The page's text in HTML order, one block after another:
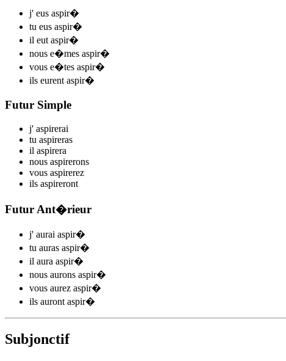
j' eus aspir�
tu eus aspir�
il eut aspir�
nous e�mes aspir�
vous e�tes aspir�
ils eurent aspir�
Futur Simple
j' aspirerai
tu aspireras
il aspirera
nous aspirerons
vous aspirerez
ils aspireront
Futur Ant�rieur
j' aurai aspir�
tu auras aspir�
il aura aspir�
nous aurons aspir�
vous aurez aspir�
ils auront aspir�
Subjonctif